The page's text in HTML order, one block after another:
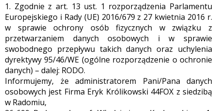
1. Zgodnie z art. 13 ust. 1 rozporządzenia Parlamentu
Europejskiego i Rady (UE) 2016/679 z 27 kwietnia 2016 r.
w sprawie ochrony osób fizycznych w związku z
przetwarzaniem danych osobowych i w sprawie
swobodnego przepływu takich danych oraz uchylenia
dyrektywy 95/46/WE (ogólne rozporządzenie o ochronie
danych) – dalej: RODO.
Informujemy, że administratorem Pani/Pana danych
osobowych jest Firma Eryk Królikowski 44FOX z siedzibą
w Radomiu,